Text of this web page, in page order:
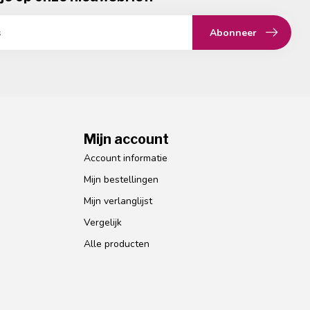
Abonneer
Mijn account
Account informatie
Mijn bestellingen
Mijn verlanglijst
Vergelijk
Alle producten